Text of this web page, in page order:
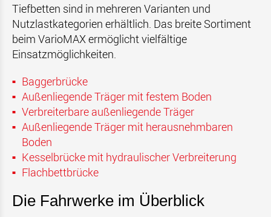
Tiefbetten sind in mehreren Varianten und
Nutzlastkategorien erhältlich. Das breite Sortiment
beim VarioMAX ermöglicht vielfältige
Einsatzmöglichkeiten.
Baggerbrücke
Außenliegende Träger mit festem Boden
Verbreiterbare außenliegende Träger
Außenliegende Träger mit herausnehmbaren
Boden
Kesselbrücke mit hydraulischer Verbreiterung
Flachbettbrücke
Die Fahrwerke im Überblick